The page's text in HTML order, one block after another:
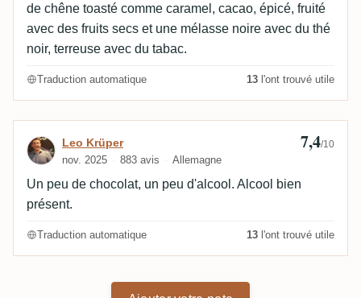
de chêne toasté comme caramel, cacao, épicé, fruité
avec des fruits secs et une mélasse noire avec du thé
noir, terreuse avec du tabac.
Traduction automatique 13 l'ont trouvé utile
Avis de Leo Krüper
Leo Krüper
nov. 2025 883 avis Allemagne
7,4/10
Un peu de chocolat, un peu d'alcool. Alcool bien
présent.
Traduction automatique 13 l'ont trouvé utile